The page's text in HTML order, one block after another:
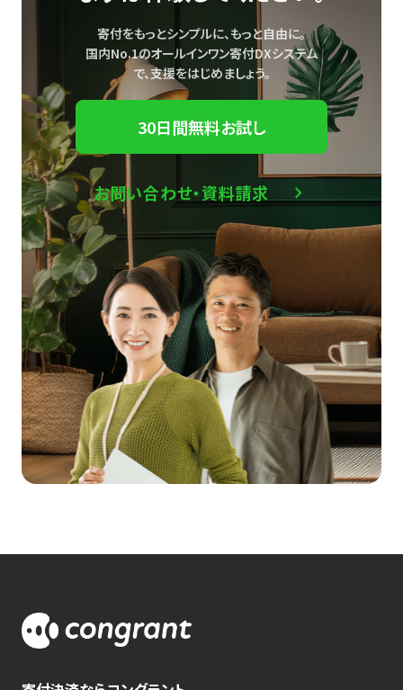
寄付をもっとシンプルに、もっと自由に。
国内No.1のオールインワン寄付DXシステム
で、支援をはじめましょう。
30日間無料お試し
お問い合わせ・資料請求